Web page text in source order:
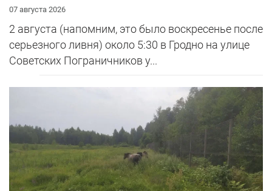
07 августа 2026
2 августа (напомним, это было воскресенье после
серьезного ливня) около 5:30 в Гродно на улице
Советских Пограничников у...